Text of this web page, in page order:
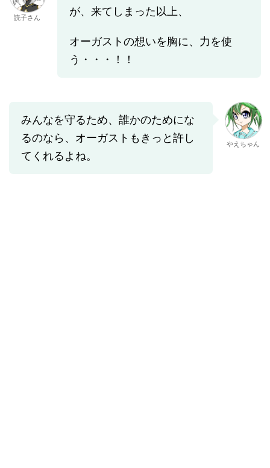
読子さん
が、来てしまった以上、
オーガストの想いを胸に、力を使
う・・・！！
みんなを守るため、誰かのためにな
るのなら、オーガストもきっと許し
てくれるよね。
やえちゃん